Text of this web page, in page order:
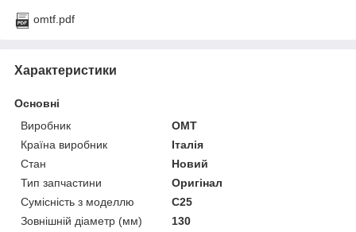
omtf.pdf
Характеристики
Основні
Виробник
OMT
Країна виробник
Італія
Стан
Новий
Тип запчастини
Оригінал
Сумісність з моделлю
C25
Зовнішній діаметр (мм)
130